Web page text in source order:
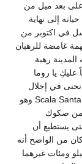
على بعد ميل من
إلى نهاية
في اكتوبر من
مهمة غامضة للرهبان
رهبة
يا روما
في إجلال
أمام مخلفات القديسين وصعد على السلم المقدس Scala Santa وهو
من صكوك
يستطيع أن
من الواضح أنه
ومئات غيرهما